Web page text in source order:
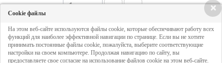
Кол-во:
446 руб
×
Cookie файлы
На этом веб-сайте используются файлы cookie, которые обеспечивают работу всех
функций для наиболее эффективной навигации по странице. Если вы не хотите
принимать постоянные файлы cookie, пожалуйста, выберите соответствующие
настройки на своем компьютере. Продолжая навигацию по сайту, вы
предоставляете свое согласие на использование файлов cookie на этом веб-сайте.